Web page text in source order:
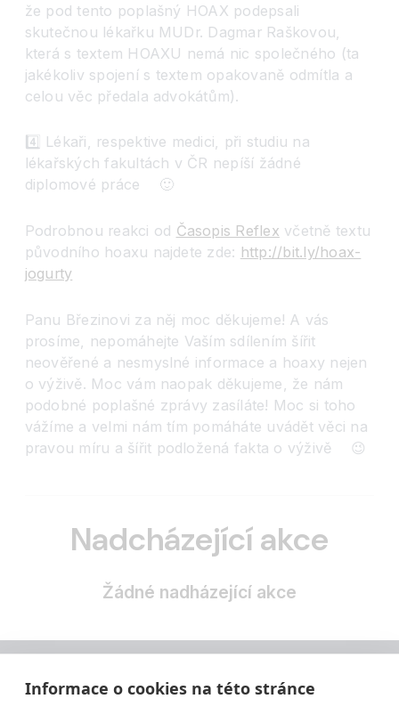
Informace o cookies na této stránce
že pod tento poplašný HOAX podepsali
skutečnou lékařku MUDr. Dagmar Raškovou,
která s textem HOAXU nemá nic společného (ta
jakékoliv spojení s textem opakovaně odmítla a
celou věc předala advokátům).
4️⃣ Lékaři, respektive medici, při studiu na
lékařských fakultách v ČR nepíší žádné
diplomové práce
🙂
Podrobnou reakci od Časopis Reflex včetně textu
původního hoaxu najdete zde: http://bit.ly/hoax-
jogurty
Panu Březinovi za něj moc děkujeme! A vás
prosíme, nepomáhejte Vaším sdílením šířit
neověřené a nesmyslné informace a hoaxy nejen
o výživě. Moc vám naopak děkujeme, že nám
podobné poplašné zprávy zasíláte! Moc si toho
vážíme a velmi nám tím pomáháte uvádět věci na
pravou míru a šířit podložená fakta o výživě
😉
Nadcházející akce
Žádné nadházející akce